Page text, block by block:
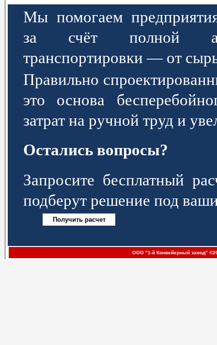
Мы помогаем
за счёт полной
транспортировки — от
Правильно
это основа
затрат на ручной труд и
Остались вопросы?
Запросите бесплатный
подберут решение под
ООО "1-й Конвейерный завод"